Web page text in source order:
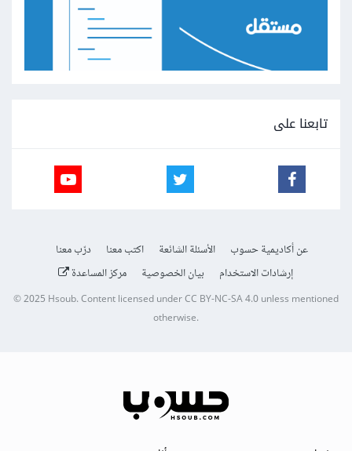
تابعنا على
عن أكاديمية حسوب الأسئلة الشائعة اكتب معنا
درّب معنا
إرشادات الاستخدام
بيان الخصوصية مركز المساعدة
© 2025Hsoub.Content licensed underCC BY-NC-SA 4.0unless mentioned
otherwise.